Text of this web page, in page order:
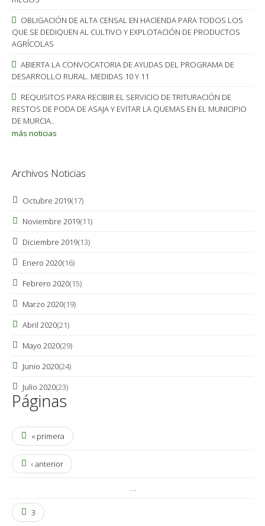
OBLIGACIÓN DE ALTA CENSAL EN HACIENDA PARA TODOS LOS
QUE SE DEDIQUEN AL CULTIVO Y EXPLOTACIÓN DE PRODUCTOS
AGRÍCOLAS
ABIERTA LA CONVOCATORIA DE AYUDAS DEL PROGRAMA DE
DESARROLLO RURAL. MEDIDAS 10 Y 11
REQUISITOS PARA RECIBIR EL SERVICIO DE TRITURACIÓN DE
RESTOS DE PODA DE ASAJA Y EVITAR LA QUEMAS EN EL MUNICIPIO
DE MURCIA..
más noticias
Archivos Noticias
Octubre 2019(17)
Noviembre 2019(11)
Diciembre 2019(13)
Enero 2020(16)
Febrero 2020(15)
Marzo 2020(19)
Abril 2020(21)
Mayo 2020(29)
Junio 2020(24)
Julio 2020(23)
Páginas
« primera
‹ anterior
…
3